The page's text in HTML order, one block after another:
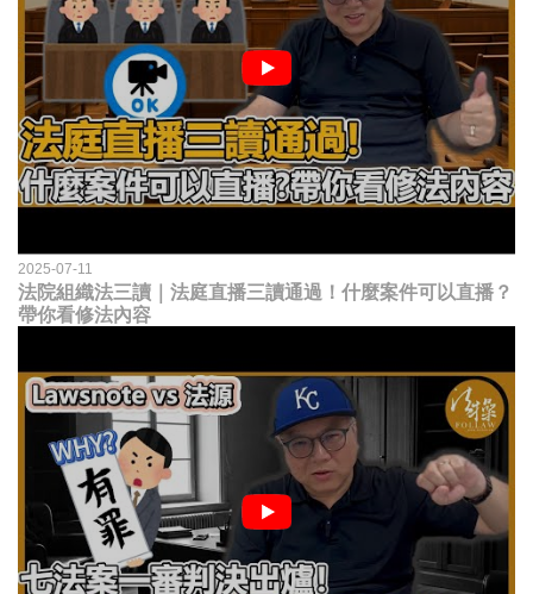
2025-07-11
法院組織法三讀｜法庭直播三讀通過！什麼案件可以直播？
帶你看修法內容